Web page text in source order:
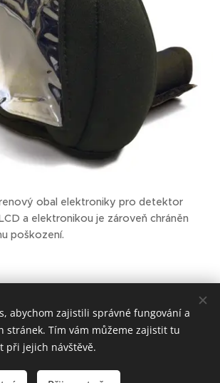
obal elektroniky pro detektor
a elektronikou je zároveň chráněn
poškození.
službouWebnode Cookies
abychom zajistili správné fungování a
stránek. Tím vám můžeme zajistit tu
při jejich návštěvě.